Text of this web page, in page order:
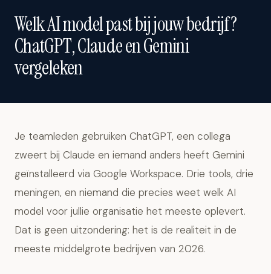
Welk AI model past bij jouw bedrijf?
ChatGPT, Claude en Gemini
vergeleken
Je teamleden gebruiken ChatGPT, een collega
zweert bij Claude en iemand anders heeft Gemini
geïnstalleerd via Google Workspace. Drie tools, drie
meningen, en niemand die precies weet welk AI
model voor jullie organisatie het meeste oplevert.
Dat is geen uitzondering: het is de realiteit in de
meeste middelgrote bedrijven van 2026.